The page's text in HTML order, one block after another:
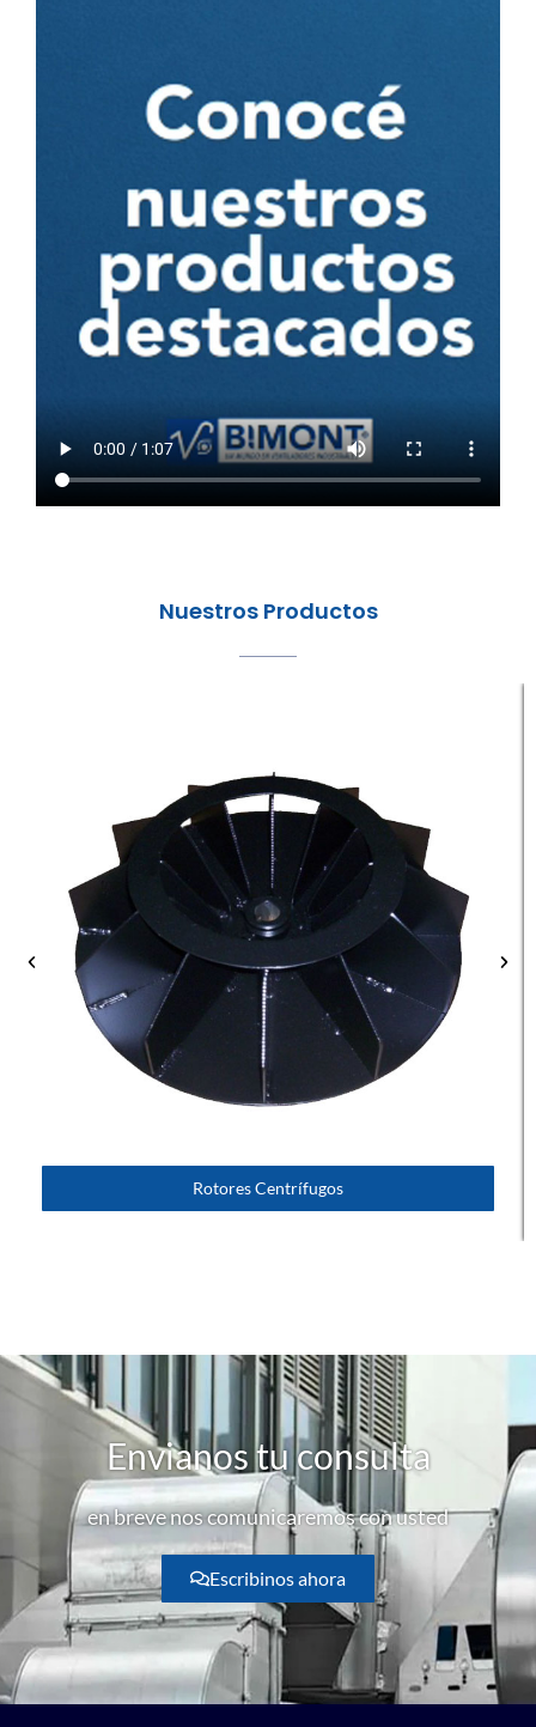
Nuestros Productos
Rotores Centrífugos
Envianos tu consulta
en breve nos comunicaremos con usted
Escribinos ahora